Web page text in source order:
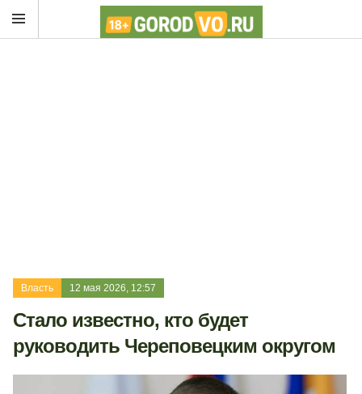
Власть 12 мая 2026, 12:57
Стало известно, кто будет
руководить Череповецким округом